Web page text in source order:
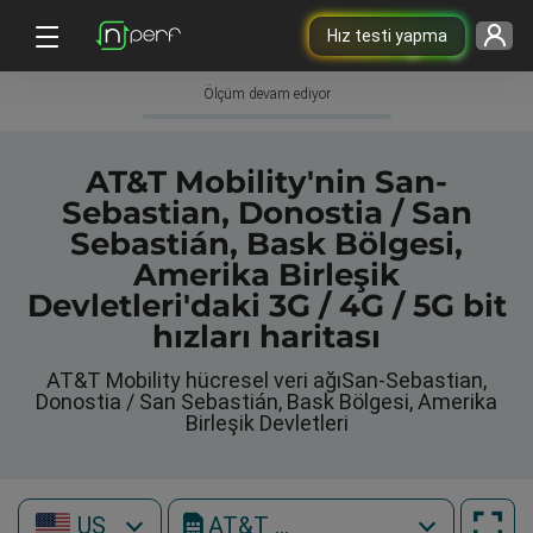
Hız testi yapma
Ölçüm devam ediyor
AT&T Mobility'nin San-
Sebastian, Donostia / San
Sebastián, Bask Bölgesi,
Amerika Birleşik
Devletleri'daki 3G / 4G / 5G bit
hızları haritası
AT&T Mobility hücresel veri ağıSan-Sebastian,
Donostia / San Sebastián, Bask Bölgesi, Amerika
Birleşik Devletleri
US AT&T Mobility